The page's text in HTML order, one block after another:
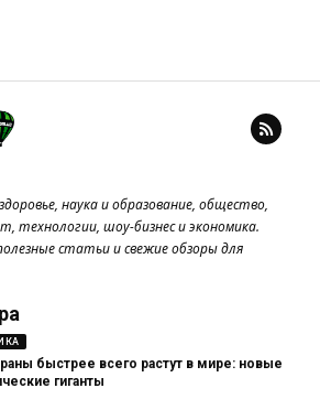
наука и образование, общество,
технологии, шоу-бизнес и экономика.
статьи и свежие обзоры для
быстрее всего растут в мире: новые
гиганты